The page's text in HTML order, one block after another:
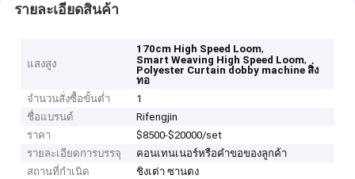
รายละเอียดสินค้า
แสงสูง
170cm High Speed ​​Loom,
Smart Weaving High Speed ​​Loom,
Polyester Curtain dobby machine สิ่ง
ทอ
จำนวนสั่งซื้อขั้นต่ำ
1
ชื่อแบรนด์
Rifengjin
ราคา
$8500-$20000/set
รายละเอียดการบรรจุ
คอนเทนเนอร์หรือคำขอของลูกค้า
สถานที่กำเนิด
ชิงเต่า ซานตง